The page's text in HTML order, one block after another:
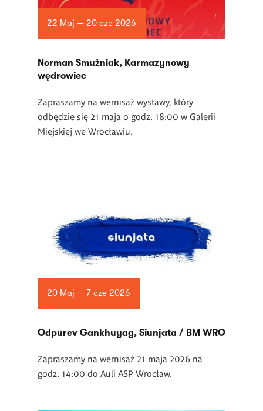
22 Maj — 20 cze 2026
Norman Smużniak, Karmazynowy
wędrowiec
Zapraszamy na wernisaż wystawy, który
odbędzie się 21 maja o godz. 18:00 w Galerii
Miejskiej we Wrocławiu.
20 Maj — 7 cze 2026
Odpurev Gankhuyag, Siunjata / BM WRO
Zapraszamy na wernisaż 21 maja 2026 na
godz. 14:00 do Auli ASP Wrocław.